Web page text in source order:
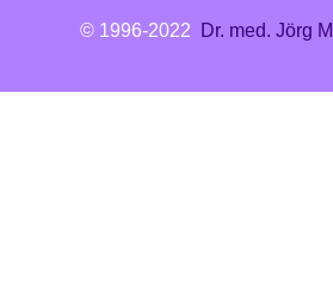
© 1996-2022 Dr. med. Jörg